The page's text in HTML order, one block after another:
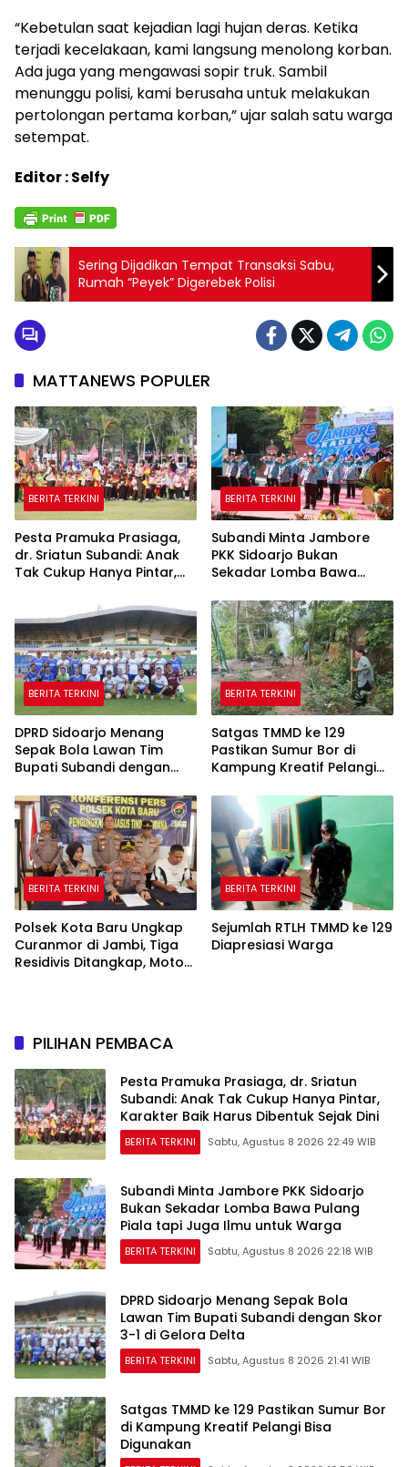
“Kebetulan saat kejadian lagi hujan deras. Ketika
terjadi kecelakaan, kami langsung menolong korban.
Ada juga yang mengawasi sopir truk. Sambil
menunggu polisi, kami berusaha untuk melakukan
pertolongan pertama korban,” ujar salah satu warga
setempat.
Editor : Selfy
Sering Dijadikan Tempat Transaksi Sabu,
Rumah “Peyek” Digerebek Polisi
MATTANEWS POPULER
BERITA TERKINI
Pesta Pramuka Prasiaga,
dr. Sriatun Subandi: Anak
Tak Cukup Hanya Pintar,
Dibentuk Sejak Dini
BERITA TERKINI
Subandi Minta Jambore
PKK Sidoarjo Bukan
Sekadar Lomba Bawa
untuk Warga
BERITA TERKINI
DPRD Sidoarjo Menang
Sepak Bola Lawan Tim
Bupati Subandi dengan
BERITA TERKINI
Satgas TMMD ke 129
Pastikan Sumur Bor di
Kampung Kreatif Pelangi
BERITA TERKINI
Polsek Kota Baru Ungkap
Curanmor di Jambi, Tiga
Residivis Ditangkap, Motor
BERITA TERKINI
Sejumlah RTLH TMMD ke 129
Diapresiasi Warga
PILIHAN PEMBACA
Pesta Pramuka Prasiaga, dr. Sriatun
Subandi: Anak Tak Cukup Hanya Pintar,
Karakter Baik Harus Dibentuk Sejak Dini
BERITA TERKINI Sabtu, Agustus 8 2026 22:49 WIB
Subandi Minta Jambore PKK Sidoarjo
Bukan Sekadar Lomba Bawa Pulang
Piala tapi Juga Ilmu untuk Warga
BERITA TERKINI Sabtu, Agustus 8 2026 22:18 WIB
DPRD Sidoarjo Menang Sepak Bola
Lawan Tim Bupati Subandi dengan Skor
3-1 di Gelora Delta
BERITA TERKINI Sabtu, Agustus 8 2026 21:41 WIB
Satgas TMMD ke 129 Pastikan Sumur Bor
di Kampung Kreatif Pelangi Bisa
Digunakan